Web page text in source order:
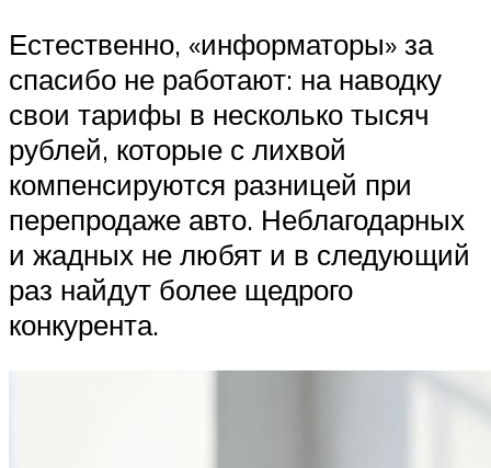
Естественно, «информаторы» за
спасибо не работают: на наводку
свои тарифы в несколько тысяч
рублей, которые с лихвой
компенсируются разницей при
перепродаже авто. Неблагодарных
и жадных не любят и в следующий
раз найдут более щедрого
конкурента.